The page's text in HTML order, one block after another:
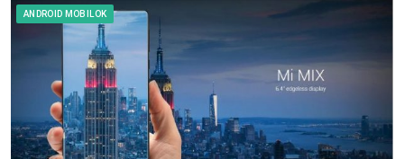
ANDROID MOBILOK